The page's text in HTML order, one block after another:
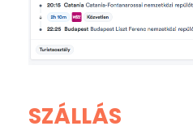
SZÁLLÁS